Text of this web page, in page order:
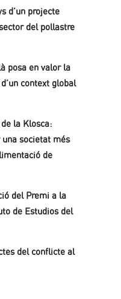
d’un projecte
del pollastre
posa en valor la
context global
la Klosca:
societat més
de
del Premi a la
de Estudios del
del conflicte al